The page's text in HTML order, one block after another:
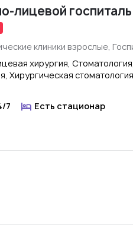
лицевой
клиники взрослые,
хирургия,
Хирургическая
7
Есть стационар